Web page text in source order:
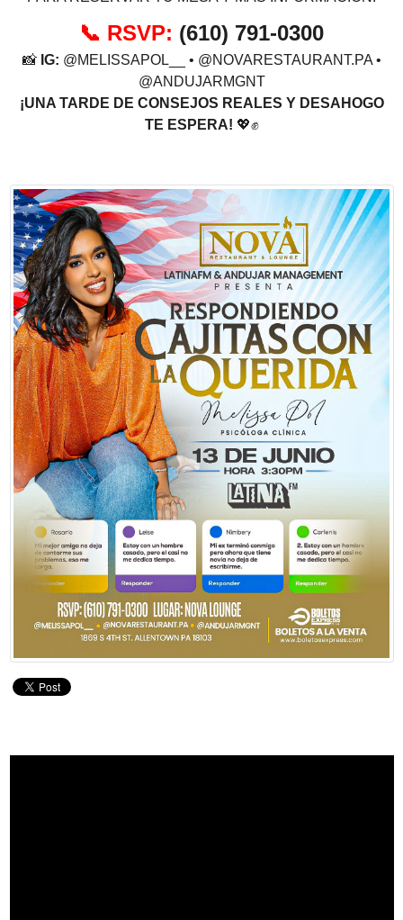
📞 RSVP: (610) 791-0300
📸 IG: @MELISSAPOL__ • @NOVARESTAURANT.PA •
@ANDUJARMGNT
¡UNA TARDE DE CONSEJOS REALES Y DESAHOGO
TE ESPERA! 💖✊